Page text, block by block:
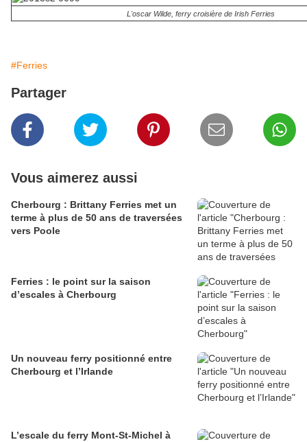
L'oscar Wilde, ferry croisière de Irish Ferries
#Ferries
Partager
Vous aimerez aussi
Cherbourg : Brittany Ferries met un
terme à plus de 50 ans de traversées
vers Poole
Ferries : le point sur la saison
d’escales à Cherbourg
Un nouveau ferry positionné entre
Cherbourg et l’Irlande
L’escale du ferry Mont-St-Michel à